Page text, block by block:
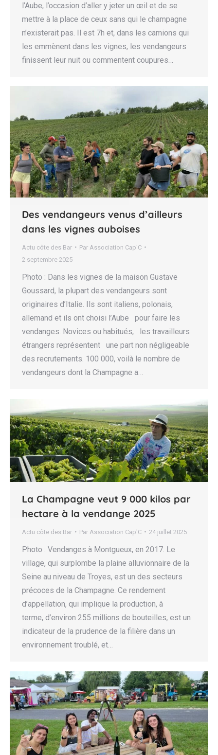
l’Aube, l’occasion d’aller y jeter un œil et de se
mettre à la place de ceux sans qui le champagne
n’existerait pas. Il est 7h et, dans les camions qui
les emmènent dans les vignes, les vendangeurs
finissent leur nuit ou commentent coupures…
Des vendangeurs venus d’ailleurs
dans les vignes auboises
Actu côte des Bar Par Association Cap'C
2 septembre 2025
Photo : Dans les vignes de la maison Gustave
Goussard, la plupart des vendangeurs sont
originaires d’Italie. Ils sont italiens, polonais,
allemand et ils ont choisi l’Aube pour faire les
vendanges. Novices ou habitués, les travailleurs
étrangers représentent une part non négligeable
des recrutements. 100 000, voilà le nombre de
vendangeurs dont la Champagne a…
La Champagne veut 9 000 kilos par
hectare à la vendange 2025
Actu côte des Bar Par Association Cap'C 24 juillet 2025
Photo : Vendanges à Montgueux, en 2017. Le
village, qui surplombe la plaine alluvionnaire de la
Seine au niveau de Troyes, est un des secteurs
précoces de la Champagne. Ce rendement
d’appellation, qui implique la production, à
terme, d’environ 255 millions de bouteilles, est un
indicateur de la prudence de la filière dans un
environnement troublé, et…